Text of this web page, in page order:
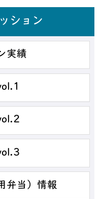
ション
実績
弁当）情報